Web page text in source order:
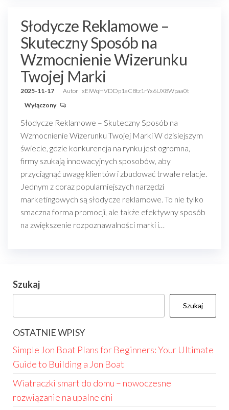
Słodycze Reklamowe –
Skuteczny Sposób na
Wzmocnienie Wizerunku
Twojej Marki
2025-11-17 Autor xEIWqHVDDp1aC8tz1rYx6UX8Wpaa0t
Wyłączony
Słodycze Reklamowe – Skuteczny Sposób na
Wzmocnienie Wizerunku Twojej Marki W dzisiejszym
świecie, gdzie konkurencja na rynku jest ogromna,
firmy szukają innowacyjnych sposobów, aby
przyciągnąć uwagę klientów i zbudować trwałe relacje.
Jednym z coraz popularniejszych narzędzi
marketingowych są słodycze reklamowe. To nie tylko
smaczna forma promocji, ale także efektywny sposób
na zwiększenie rozpoznawalności marki i…
Szukaj
Szukaj
OSTATNIE WPISY
Simple Jon Boat Plans for Beginners: Your Ultimate
Guide to Building a Jon Boat
Wiatraczki smart do domu – nowoczesne
rozwiązanie na upalne dni